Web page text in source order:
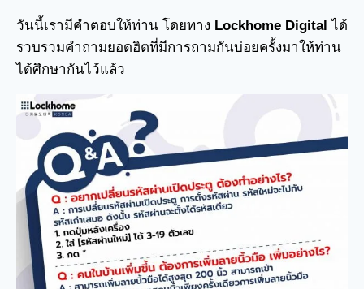
วันนี้เรามีคำตอบให้ท่าน โดยทาง Lockhome Digital ได้
รวบรวมคำถามยอดฮิตที่มีการถามกันบ่อยครั้งมาให้ท่าน
ได้ศึกษากันไว้แล้ว